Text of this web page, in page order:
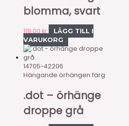
blomma, svart
119,00 kr
LÄGG TILL I
VARUKORG
14705-42206
Hängande örhängen färg
.dot – örhänge
droppe grå